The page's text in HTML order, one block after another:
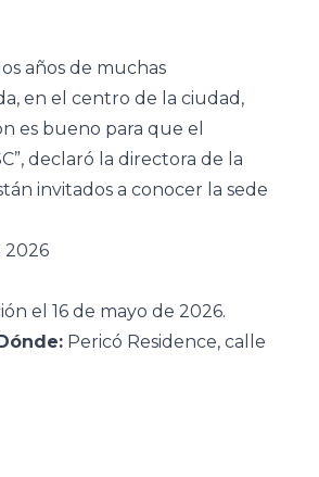
años de muchas
en el centro de la ciudad,
es bueno para que el
declaró la directora de la
invitados a conocer la sede
2026
el 16 de mayo de 2026.
Pericó Residence, calle